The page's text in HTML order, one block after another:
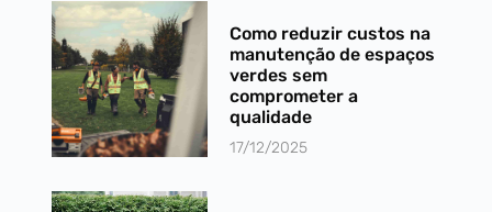
Como reduzir custos na
manutenção de espaços
verdes sem
comprometer a
qualidade
17/12/2025